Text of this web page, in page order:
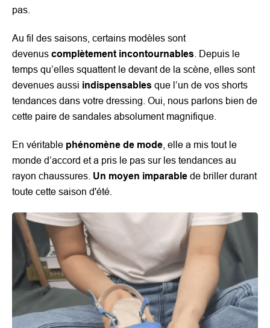
pas.
Au fil des saisons, certains modèles sont
devenus complètement incontournables . Depuis le
temps qu’elles squattent le devant de la scène, elles sont
devenues aussi indispensables que l’un de vos shorts
tendances dans votre dressing. Oui, nous parlons bien de
cette paire de sandales absolument magnifique.
En véritable phénomène de mode , elle a mis tout le
monde d’accord et a pris le pas sur les tendances au
rayon chaussures. Un moyen imparable de briller durant
toute cette saison d'été.